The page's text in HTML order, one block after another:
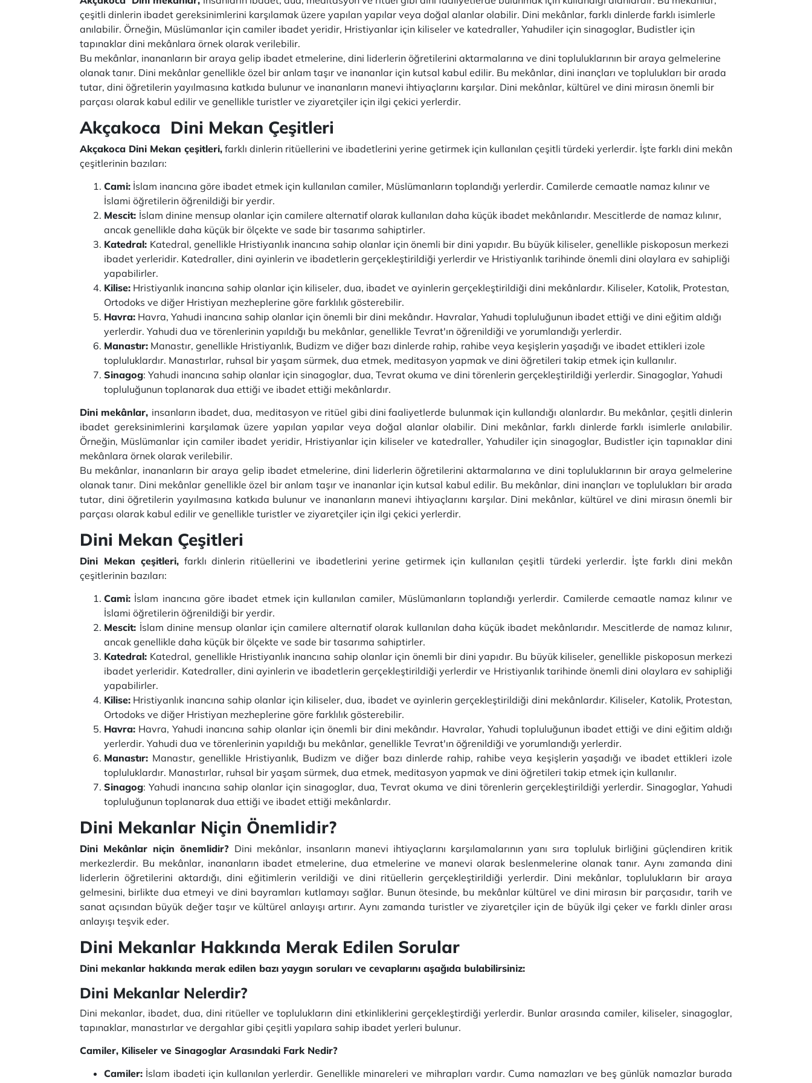
çeşitli dinlerin ibadet gereksinimlerini karşılamak üzere yapılan yapılar veya doğal alanlar olabilir. Dini mekânlar, farklı dinlerde farklı isimlerle
anılabilir. Örneğin, Müslümanlar için camiler ibadet yeridir, Hristiyanlar için kiliseler ve katedraller, Yahudiler için sinagoglar, Budistler için
tapınaklar dini mekânlara örnek olarak verilebilir.
Bu mekânlar, inananların bir araya gelip ibadet etmelerine, dini liderlerin öğretilerini aktarmalarına ve dini topluluklarının bir araya gelmelerine
olanak tanır. Dini mekânlar genellikle özel bir anlam taşır ve inananlar için kutsal kabul edilir. Bu mekânlar, dini inançları ve toplulukları bir arada
tutar, dini öğretilerin yayılmasına katkıda bulunur ve inananların manevi ihtiyaçlarını karşılar. Dini mekânlar, kültürel ve dini mirasın önemli bir
parçası olarak kabul edilir ve genellikle turistler ve ziyaretçiler için ilgi çekici yerlerdir.
Akçakoca Dini Mekan Çeşitleri
Akçakoca Dini Mekan çeşitleri, farklı dinlerin ritüellerini ve ibadetlerini yerine getirmek için kullanılan çeşitli türdeki yerlerdir. İşte farklı dini mekân
çeşitlerinin bazıları:
Cami: İslam inancına göre ibadet etmek için kullanılan camiler, Müslümanların toplandığı yerlerdir. Camilerde cemaatle namaz kılınır ve
İslami öğretilerin öğrenildiği bir yerdir.
Mescit: İslam dinine mensup olanlar için camilere alternatif olarak kullanılan daha küçük ibadet mekânlarıdır. Mescitlerde de namaz kılınır,
ancak genellikle daha küçük bir ölçekte ve sade bir tasarıma sahiptirler.
Katedral: Katedral, genellikle Hristiyanlık inancına sahip olanlar için önemli bir dini yapıdır. Bu büyük kiliseler, genellikle piskoposun merkezi
ibadet yerleridir. Katedraller, dini ayinlerin ve ibadetlerin gerçekleştirildiği yerlerdir ve Hristiyanlık tarihinde önemli dini olaylara ev sahipliği
yapabilirler.
Kilise: Hristiyanlık inancına sahip olanlar için kiliseler, dua, ibadet ve ayinlerin gerçekleştirildiği dini mekânlardır. Kiliseler, Katolik, Protestan,
Ortodoks ve diğer Hristiyan mezheplerine göre farklılık gösterebilir.
Havra: Havra, Yahudi inancına sahip olanlar için önemli bir dini mekândır. Havralar, Yahudi topluluğunun ibadet ettiği ve dini eğitim aldığı
yerlerdir. Yahudi dua ve törenlerinin yapıldığı bu mekânlar, genellikle Tevrat'ın öğrenildiği ve yorumlandığı yerlerdir.
Manastır: Manastır, genellikle Hristiyanlık, Budizm ve diğer bazı dinlerde rahip, rahibe veya keşişlerin yaşadığı ve ibadet ettikleri izole
topluluklardır. Manastırlar, ruhsal bir yaşam sürmek, dua etmek, meditasyon yapmak ve dini öğretileri takip etmek için kullanılır.
Sinagog: Yahudi inancına sahip olanlar için sinagoglar, dua, Tevrat okuma ve dini törenlerin gerçekleştirildiği yerlerdir. Sinagoglar, Yahudi
topluluğunun toplanarak dua ettiği ve ibadet ettiği mekânlardır.
Dini mekânlar, insanların ibadet, dua, meditasyon ve ritüel gibi dini faaliyetlerde bulunmak için kullandığı alanlardır. Bu mekânlar, çeşitli dinlerin
ibadet gereksinimlerini karşılamak üzere yapılan yapılar veya doğal alanlar olabilir. Dini mekânlar, farklı dinlerde farklı isimlerle anılabilir.
Örneğin, Müslümanlar için camiler ibadet yeridir, Hristiyanlar için kiliseler ve katedraller, Yahudiler için sinagoglar, Budistler için tapınaklar dini
mekânlara örnek olarak verilebilir.
Bu mekânlar, inananların bir araya gelip ibadet etmelerine, dini liderlerin öğretilerini aktarmalarına ve dini topluluklarının bir araya gelmelerine
olanak tanır. Dini mekânlar genellikle özel bir anlam taşır ve inananlar için kutsal kabul edilir. Bu mekânlar, dini inançları ve toplulukları bir arada
tutar, dini öğretilerin yayılmasına katkıda bulunur ve inananların manevi ihtiyaçlarını karşılar. Dini mekânlar, kültürel ve dini mirasın önemli bir
parçası olarak kabul edilir ve genellikle turistler ve ziyaretçiler için ilgi çekici yerlerdir.
Dini Mekan Çeşitleri
Dini Mekan çeşitleri, farklı dinlerin ritüellerini ve ibadetlerini yerine getirmek için kullanılan çeşitli türdeki yerlerdir. İşte farklı dini mekân
çeşitlerinin bazıları:
Cami: İslam inancına göre ibadet etmek için kullanılan camiler, Müslümanların toplandığı yerlerdir. Camilerde cemaatle namaz kılınır ve
İslami öğretilerin öğrenildiği bir yerdir.
Mescit: İslam dinine mensup olanlar için camilere alternatif olarak kullanılan daha küçük ibadet mekânlarıdır. Mescitlerde de namaz kılınır,
ancak genellikle daha küçük bir ölçekte ve sade bir tasarıma sahiptirler.
Katedral: Katedral, genellikle Hristiyanlık inancına sahip olanlar için önemli bir dini yapıdır. Bu büyük kiliseler, genellikle piskoposun merkezi
ibadet yerleridir. Katedraller, dini ayinlerin ve ibadetlerin gerçekleştirildiği yerlerdir ve Hristiyanlık tarihinde önemli dini olaylara ev sahipliği
yapabilirler.
Kilise: Hristiyanlık inancına sahip olanlar için kiliseler, dua, ibadet ve ayinlerin gerçekleştirildiği dini mekânlardır. Kiliseler, Katolik, Protestan,
Ortodoks ve diğer Hristiyan mezheplerine göre farklılık gösterebilir.
Havra: Havra, Yahudi inancına sahip olanlar için önemli bir dini mekândır. Havralar, Yahudi topluluğunun ibadet ettiği ve dini eğitim aldığı
yerlerdir. Yahudi dua ve törenlerinin yapıldığı bu mekânlar, genellikle Tevrat'ın öğrenildiği ve yorumlandığı yerlerdir.
Manastır: Manastır, genellikle Hristiyanlık, Budizm ve diğer bazı dinlerde rahip, rahibe veya keşişlerin yaşadığı ve ibadet ettikleri izole
topluluklardır. Manastırlar, ruhsal bir yaşam sürmek, dua etmek, meditasyon yapmak ve dini öğretileri takip etmek için kullanılır.
Sinagog: Yahudi inancına sahip olanlar için sinagoglar, dua, Tevrat okuma ve dini törenlerin gerçekleştirildiği yerlerdir. Sinagoglar, Yahudi
topluluğunun toplanarak dua ettiği ve ibadet ettiği mekânlardır.
Dini Mekanlar Niçin Önemlidir?
Dini Mekânlar niçin önemlidir? Dini mekânlar, insanların manevi ihtiyaçlarını karşılamalarının yanı sıra topluluk birliğini güçlendiren kritik
merkezlerdir. Bu mekânlar, inananların ibadet etmelerine, dua etmelerine ve manevi olarak beslenmelerine olanak tanır. Aynı zamanda dini
liderlerin öğretilerini aktardığı, dini eğitimlerin verildiği ve dini ritüellerin gerçekleştirildiği yerlerdir. Dini mekânlar, toplulukların bir araya
gelmesini, birlikte dua etmeyi ve dini bayramları kutlamayı sağlar. Bunun ötesinde, bu mekânlar kültürel ve dini mirasın bir parçasıdır, tarih ve
sanat açısından büyük değer taşır ve kültürel anlayışı artırır. Aynı zamanda turistler ve ziyaretçiler için de büyük ilgi çeker ve farklı dinler arası
anlayışı teşvik eder.
Dini Mekanlar Hakkında Merak Edilen Sorular
Dini mekanlar hakkında merak edilen bazı yaygın soruları ve cevaplarını aşağıda bulabilirsiniz:
Dini Mekanlar Nelerdir?
Dini mekanlar, ibadet, dua, dini ritüeller ve toplulukların dini etkinliklerini gerçekleştirdiği yerlerdir. Bunlar arasında camiler, kiliseler, sinagoglar,
tapınaklar, manastırlar ve dergahlar gibi çeşitli yapılara sahip ibadet yerleri bulunur.
Camiler, Kiliseler ve Sinagoglar Arasındaki Fark Nedir?
Camiler: İslam ibadeti için kullanılan yerlerdir. Genellikle minareleri ve mihrapları vardır. Cuma namazları ve beş günlük namazlar burada